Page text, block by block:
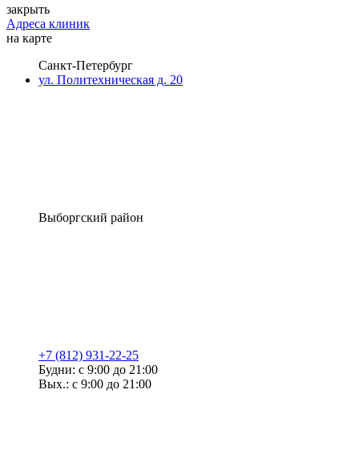
закрыть
Адреса клиник
на карте
Санкт-Петербург
ул. Политехническая д. 20
Выборгский район
+7 (812) 931-22-25
Будни: с 9:00 до 21:00
Вых.: с 9:00 до 21:00